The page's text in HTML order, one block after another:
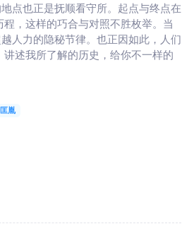
点也正是抚顺看守所。起点与终点在
，这样的巧合与对照不胜枚举。当
人力的隐秘节律。也正因如此，人们
述我所了解的历史，给你不一样的
胤